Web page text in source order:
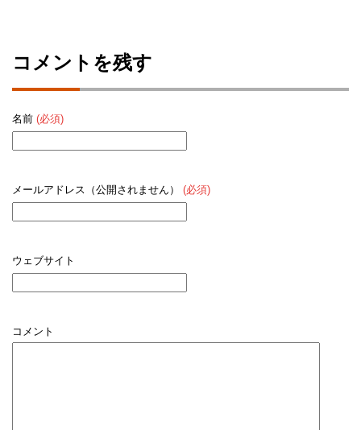
コメントを残す
名前 (必須)
メールアドレス（公開されません） (必須)
ウェブサイト
コメント